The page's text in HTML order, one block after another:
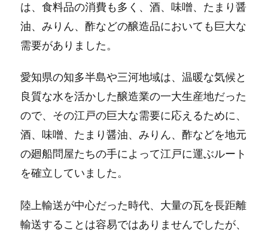
は、食料品の消費も多く、酒、味噌、たまり醤
油、みりん、酢などの醸造品においても巨大な
需要がありました。
愛知県の知多半島や三河地域は、温暖な気候と
良質な水を活かした醸造業の一大生産地だった
ので、その江戸の巨大な需要に応えるために、
酒、味噌、たまり醤油、みりん、酢などを地元
の廻船問屋たちの手によって江戸に運ぶルート
を確立していました。
陸上輸送が中心だった時代、大量の瓦を長距離
輸送することは容易ではありませんでしたが、